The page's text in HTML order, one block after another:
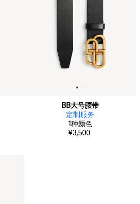
BB大号腰带
定制服务
1种颜色
¥3,500